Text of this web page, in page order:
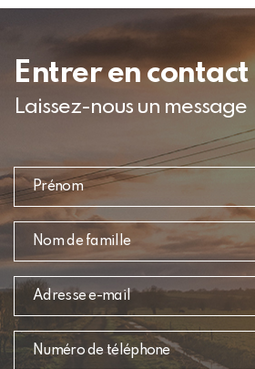
Entrer en contact
Laissez-nous un message